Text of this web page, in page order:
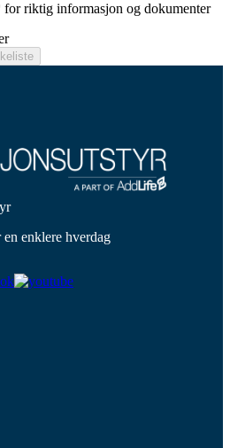
riktig informasjon og dokumenter
enklere hverdag